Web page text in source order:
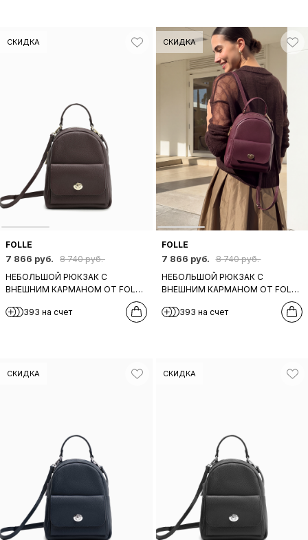
СКИДКА
FOLLE
7 866 руб.
8 740 руб.
НЕБОЛЬШОЙ РЮКЗАК С
ВНЕШНИМ КАРМАНОМ ОТ FOLLE
КОРИЧНЕВОЙ КОЖИ
393 на счет
СКИДКА
FOLLE
7 866 руб.
8 740 руб.
НЕБОЛЬШОЙ РЮКЗАК С
ВНЕШНИМ КАРМАНОМ ОТ FOLLE
ИЗ НАТУРАЛЬНОЙ БОРДОВОЙ
КОЖИ393 на счет
СКИДКА СКИДКА